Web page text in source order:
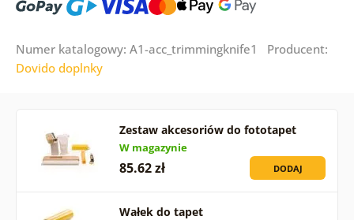
Numer katalogowy: A1-acc_trimmingknife1 Producent:
Dovido doplnky
Zestaw akcesoriów do fototapet
W magazynie
85.62 zł DODAJ
Wałek do tapet